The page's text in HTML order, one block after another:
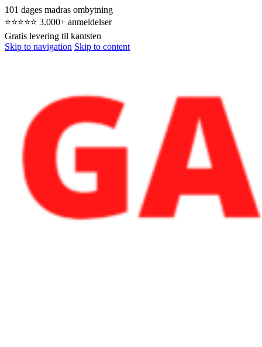
101 dages madras ombytning
⭐⭐⭐⭐⭐ 3.000+ anmeldelser
Gratis levering til kantsten
Skip to navigation Skip to content